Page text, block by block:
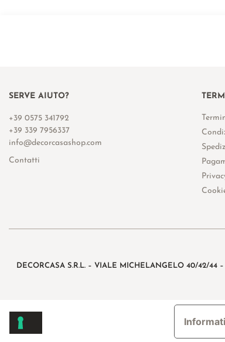
SERVE AIUTO?
+39 0575 341792
+39 339 7956337
info@decorcasashop.com
Contatti
DECORCASA S.R.L. – VIALE MICHELANGELO 40/42/44